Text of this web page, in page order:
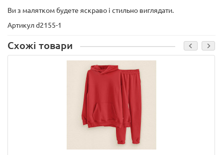
Ви з малятком будете яскраво і стильно виглядати.
Артикул d2155-1
Схожі товари